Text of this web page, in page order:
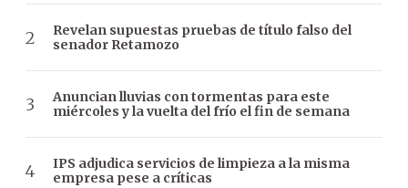
Revelan supuestas pruebas de título falso del
senador Retamozo
Anuncian lluvias con tormentas para este
miércoles y la vuelta del frío el fin de semana
IPS adjudica servicios de limpieza a la misma
empresa pese a críticas